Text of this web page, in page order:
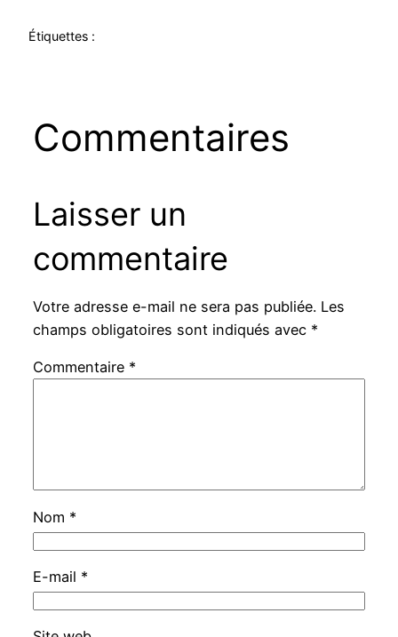
Étiquettes :
Commentaires
Laisser un
commentaire
Votre adresse e-mail ne sera pas publiée. Les
champs obligatoires sont indiqués avec *
Commentaire *
Nom *
E-mail *